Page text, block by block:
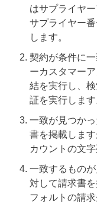
はサプライヤ
サプライヤー
します。
契約が条件に
ーカスタマー
結を実行し、
証を実行します
一致が見つかっ
書を掲載しま
カウントの文
一致するもの
対して請求書
フォルトの請